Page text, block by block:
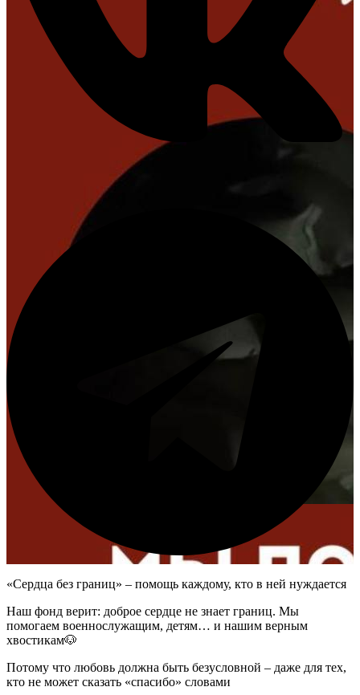
«Сердца без границ» – помощь каждому, кто в ней нуждается
Наш фонд верит: доброе сердце не знает границ. Мы
помогаем военнослужащим, детям… и нашим верным
хвостикам🐶
Потому что любовь должна быть безусловной – даже для тех,
кто не может сказать «спасибо» словами